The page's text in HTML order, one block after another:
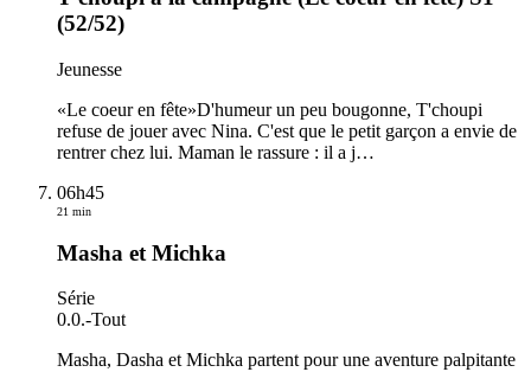
(52/52)
Jeunesse
«Le coeur en fête»D'humeur un peu bougonne, T'choupi
refuse de jouer avec Nina. C'est que le petit garçon a envie de
rentrer chez lui. Maman le rassure : il a j…
06h45
21 min
Masha et Michka
Série
0.0.-Tout
Masha, Dasha et Michka partent pour une aventure palpitante